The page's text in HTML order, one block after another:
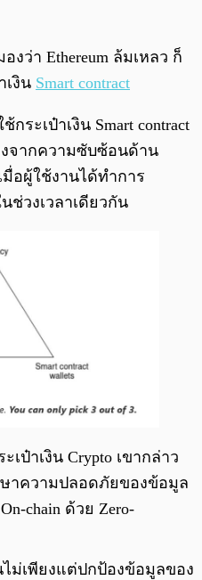
งว่า Ethereum ล้มเหลว ก็
เงิน Smart contract
ระเป๋าเงิน Smart contract
จากความซับซ้อนด้าน
อผู้ใช้งานได้ทำการ
ช่วงเวลาเดียวกัน
ป๋าเงิน Crypto เขากล่าว
ษาความปลอดภัยของข้อมูล
chain ด้วย Zero-
ไม่เพียงแต่ปกป้องข้อมูลของ